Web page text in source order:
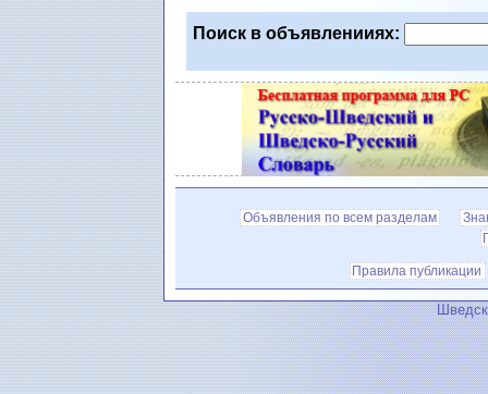
Поиск в объявленииях:
Объявления по всем разделам
Правила публикации